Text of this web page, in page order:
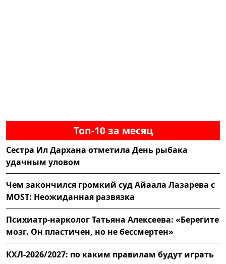
Топ-10 за месяц
Сестра Ил Дархана отметила День рыбака
удачным уловом
Чем закончился громкий суд Айаала Лазарева с
MOST: Неожиданная развязка
Психиатр-нарколог Татьяна Алексеева: «Берегите
мозг. Он пластичен, но не бессмертен»
КХЛ-2026/2027: по каким правилам будут играть